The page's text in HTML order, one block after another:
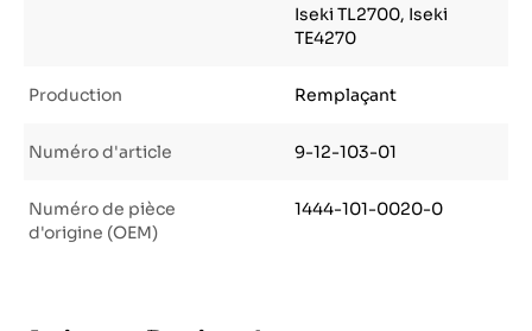
Iseki TL2700, Iseki
TE4270
Production Remplaçant
Numéro d'article 9-12-103-01
Numéro de pièce
d'origine (OEM)
1444-101-0020-0